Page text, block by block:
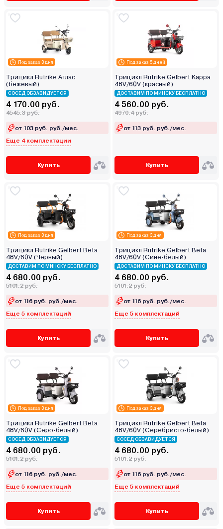
Под заказ 3 дня
Трицикл Rutrike Атлас
(бежевый)
СОСЕД ОБЗАВИДУЕТСЯ
4 170.00 руб.
4545.3 руб.
от 103 руб. руб./мес.
Еще 4 комплектации
Купить
Под заказ 5 дней
Трицикл Rutrike Gelbert Kappa
48V/60V (красный)
ДОСТАВИМ ПО МИНСКУ БЕСПЛАТНО
4 560.00 руб.
4970.4 руб.
от 113 руб. руб./мес.
Купить
Под заказ 3 дня
Трицикл Rutrike Gelbert Beta
48V/60V (Черный)
ДОСТАВИМ ПО МИНСКУ БЕСПЛАТНО
4 680.00 руб.
5101.2 руб.
от 116 руб. руб./мес.
Еще 5 комплектаций
Купить
Под заказ 3 дня
Трицикл Rutrike Gelbert Beta
48V/60V (Сине-белый)
ДОСТАВИМ ПО МИНСКУ БЕСПЛАТНО
4 680.00 руб.
5101.2 руб.
от 116 руб. руб./мес.
Еще 5 комплектаций
Купить
Под заказ 3 дня
Трицикл Rutrike Gelbert Beta
48V/60V (Серо-белый)
СОСЕД ОБЗАВИДУЕТСЯ
4 680.00 руб.
5101.2 руб.
от 116 руб. руб./мес.
Еще 5 комплектаций
Купить
Под заказ 3 дня
Трицикл Rutrike Gelbert Beta
48V/60V (Серебристо-белый)
СОСЕД ОБЗАВИДУЕТСЯ
4 680.00 руб.
5101.2 руб.
от 116 руб. руб./мес.
Еще 5 комплектаций
Купить